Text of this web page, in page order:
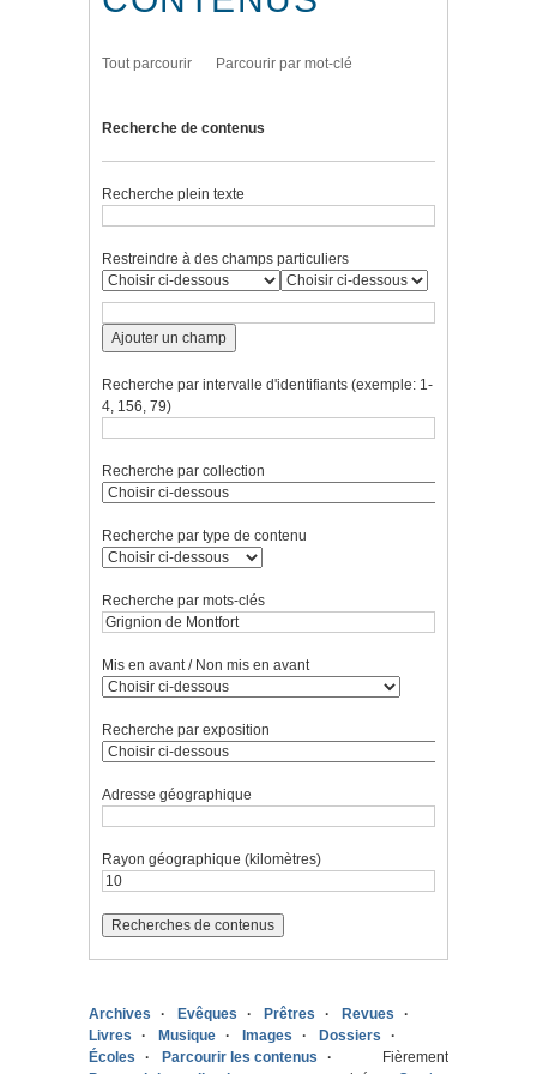
Tout parcourir Parcourir par mot-clé
Recherche de contenus
Recherche plein texte
Restreindre à des champs particuliers
Ajouter un champ
Recherche par intervalle d'identifiants (exemple: 1-
4, 156, 79)
Recherche par collection
Recherche par type de contenu
Recherche par mots-clés
Mis en avant / Non mis en avant
Recherche par exposition
Adresse géographique
Rayon géographique (kilomètres)
Archives Evêques Prêtres
Revues
Livres
Musique Images
Dossiers
Écoles
Parcourir les contenus
Fièrement